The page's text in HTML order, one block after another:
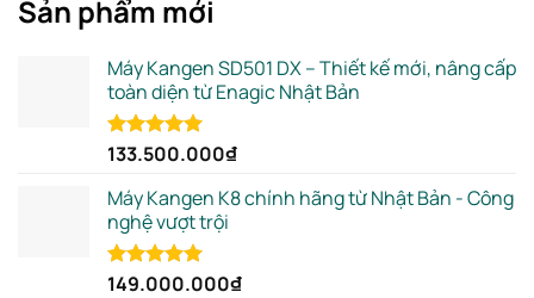
Sản phẩm mới
Máy Kangen SD501 DX – Thiết kế mới, nâng cấp
toàn diện từ Enagic Nhật Bản
Rated5.00
133.500.000₫
Máy Kangen K8 chính hãng từ Nhật Bản - Công
nghệ vượt trội
Rated5.00
149.000.000₫